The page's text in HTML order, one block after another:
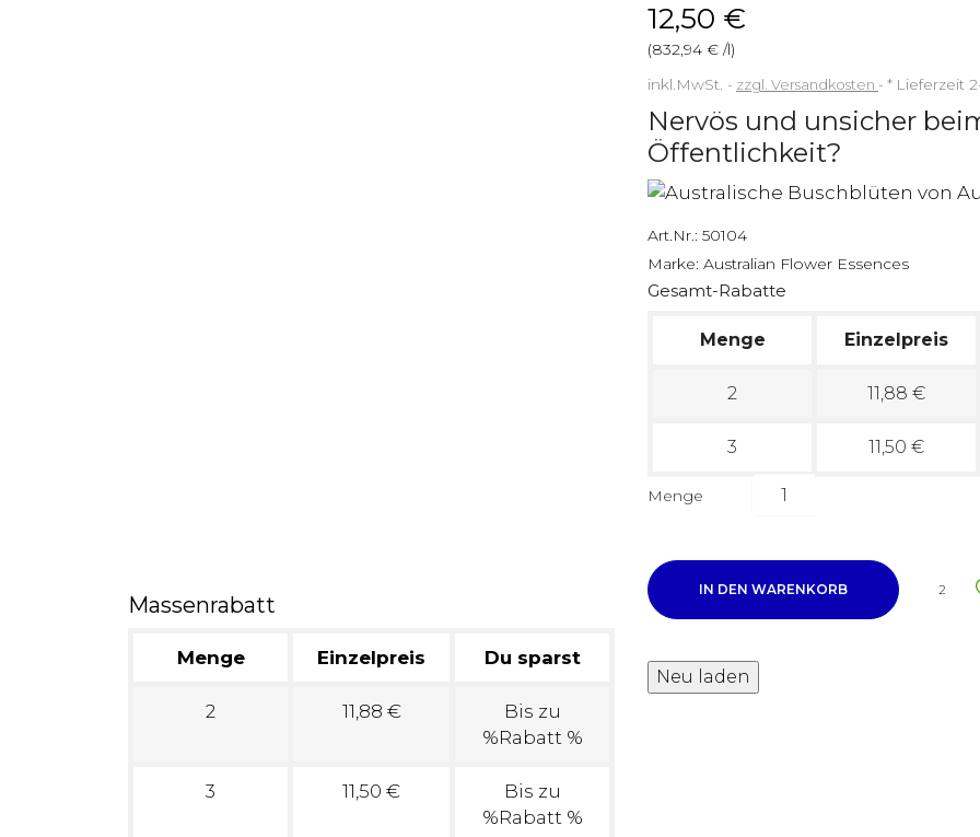
Massenrabatt
Menge Einzelpreis Du sparst
2 11,88 €
Bis zu
%Rabatt %
3 11,50 €
Bis zu
%Rabatt %
12,50 €
(832,94 € /l)
inkl.MwSt.
zzgl. Versandkosten * Lieferzeit
Nervös und unsicher
Öffentlichkeit?
Art.Nr.: 50104
Marke: Australian Flower Essences
Gesamt-Rabatte
Menge Einzelpreis
2 11,88 €
3 11,50 €
Menge
IN DEN WARENKORB 2